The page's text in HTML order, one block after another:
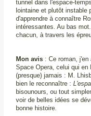
tunnel dans l'espace-
lointaine et plutôt instable
d'apprendre à connaître
intéressantes. Au bas
chacun, à travers les
Mon avis : Ce roman,
Space Opera, celui qui
(presque) jamais : M.
bien le reconnaître :
bisounours, ou tout
voir de belles idées se
bonne histoire.